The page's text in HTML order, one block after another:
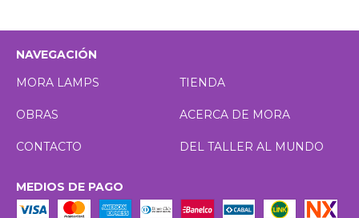
NAVEGACIÓN
MORA LAMPS
TIENDA
OBRAS ACERCA DE MORA
CONTACTO DEL TALLER AL MUNDO
MEDIOS DE PAGO